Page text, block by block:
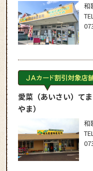
和
TEL
愛菜（あいさい）て
やま）
和